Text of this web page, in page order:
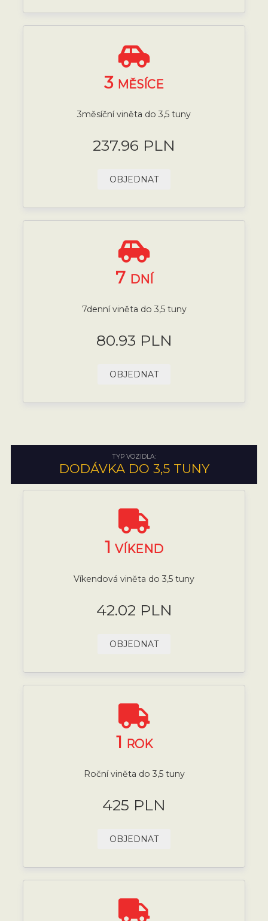
3 MĚSÍCE
3měsíční viněta do 3,5 tuny
237.96 PLN
OBJEDNAT
7 DNÍ
7denní viněta do 3,5 tuny
80.93 PLN
OBJEDNAT
TYP VOZIDLA:
DODÁVKA DO 3,5 TUNY
1 VÍKEND
Víkendová viněta do 3,5 tuny
42.02 PLN
OBJEDNAT
1 ROK
Roční viněta do 3,5 tuny
425 PLN
OBJEDNAT